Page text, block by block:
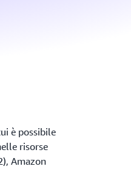
è possibile
risorse
Amazon